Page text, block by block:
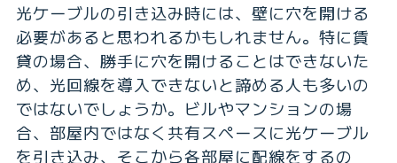
光ケーブルの引き込み時には、壁に穴を開ける
必要があると思われるかもしれません。特に賃
貸の場合、勝手に穴を開けることはできないた
め、光回線を導入できないと諦める人も多いの
ではないでしょうか。ビルやマンションの場
合、部屋内ではなく共有スペースに光ケーブル
を引き込み、そこから各部屋に配線をするの